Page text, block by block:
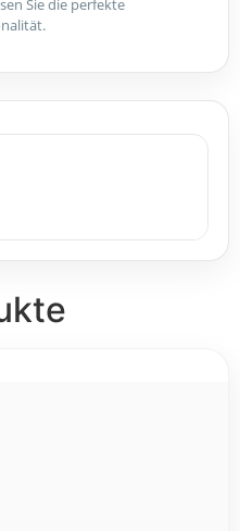
Sie die perfekte